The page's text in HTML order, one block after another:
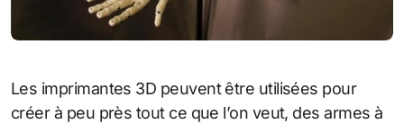
Les imprimantes 3D peuvent être utilisées pour
créer à peu près tout ce que l’on veut, des armes à